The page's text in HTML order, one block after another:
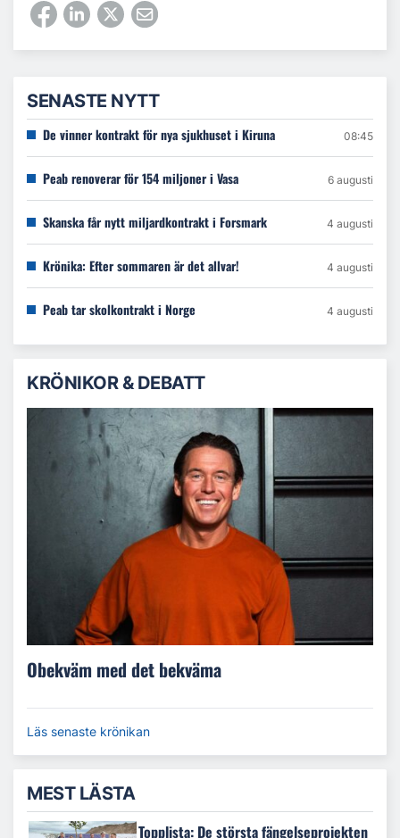
SENASTE NYTT
De vinner kontrakt för nya sjukhuset i Kiruna 08:45
Peab renoverar för 154 miljoner i Vasa 6 augusti
Skanska får nytt miljardkontrakt i Forsmark 4 augusti
Krönika: Efter sommaren är det allvar! 4 augusti
Peab tar skolkontrakt i Norge 4 augusti
KRÖNIKOR & DEBATT
Obekväm med det bekväma
Läs senaste krönikan
MEST LÄSTA
Topplista: De största fängelseprojekten